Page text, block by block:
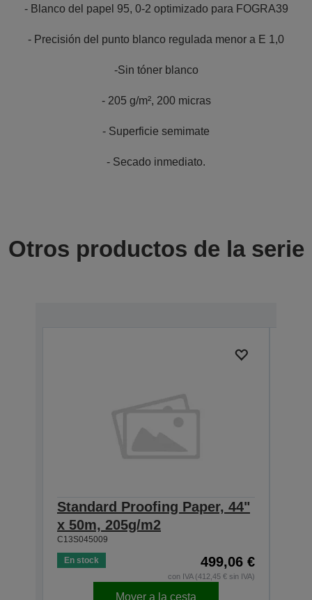
- Blanco del papel 95, 0-2 optimizado para FOGRA39
- Precisión del punto blanco regulada menor a E 1,0
-Sin tóner blanco
- 205 g/m², 200 micras
- Superficie semimate
- Secado inmediato.
Otros productos de la serie
Standard Proofing Paper, 44"
x 50m, 205g/m2
C13S045009
En stock 499,06 €
con IVA (412,45 € sin IVA)
Mover a la cesta